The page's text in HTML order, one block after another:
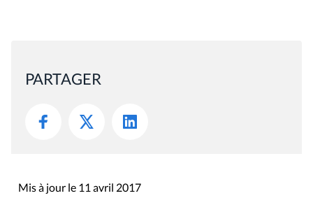
PARTAGER
Mis à jour le 11 avril 2017